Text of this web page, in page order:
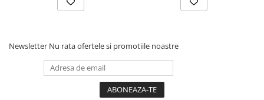
Newsletter Nu rata ofertele si promotiile noastre